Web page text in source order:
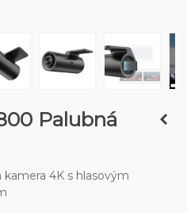
Palubná
4K s hlasovým